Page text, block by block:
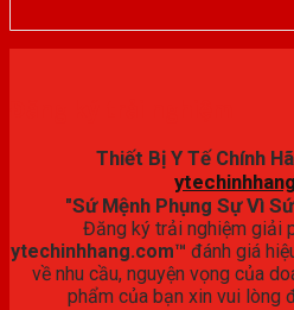
Thiết Bị Y Tế Chính
"Sứ Mệnh Phụng Sự Vì
Đăng ký trải nghiệm giải
ytechinhhang.com™ đánh giá
về nhu cầu, nguyện vọng của
phẩm của bạn xin vui lòng